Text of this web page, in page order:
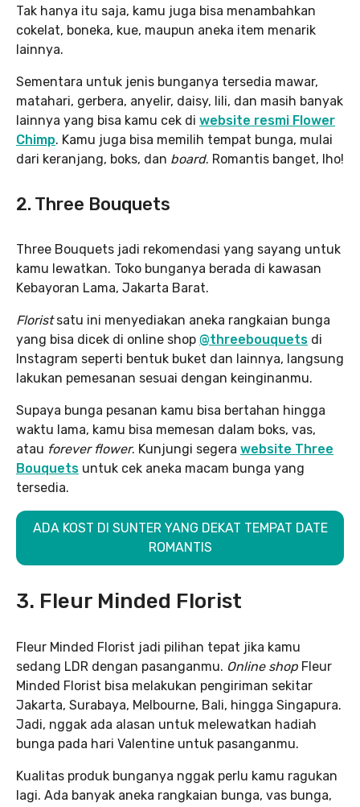
Tak hanya itu saja, kamu juga bisa menambahkan
cokelat, boneka, kue, maupun aneka item menarik
lainnya.
Sementara untuk jenis bunganya tersedia mawar,
matahari, gerbera, anyelir, daisy, lili, dan masih banyak
lainnya yang bisa kamu cek di website resmi Flower
Chimp. Kamu juga bisa memilih tempat bunga, mulai
dari keranjang, boks, dan board. Romantis banget, lho!
2. Three Bouquets
Three Bouquets jadi rekomendasi yang sayang untuk
kamu lewatkan. Toko bunganya berada di kawasan
Kebayoran Lama, Jakarta Barat.
Floristsatu ini menyediakan aneka rangkaian bunga
yang bisa dicek di online shop @threebouquets di
Instagram seperti bentuk buket dan lainnya, langsung
lakukan pemesanan sesuai dengan keinginanmu.
Supaya bunga pesanan kamu bisa bertahan hingga
waktu lama, kamu bisa memesan dalam boks, vas,
atau forever flower. Kunjungi segera website Three
Bouquets untuk cek aneka macam bunga yang
tersedia.
ADA KOST DI SUNTER YANG DEKAT TEMPAT DATE
ROMANTIS
3. Fleur Minded Florist
Fleur Minded Florist jadi pilihan tepat jika kamu
sedang LDR dengan pasanganmu. Online shop Fleur
Minded Florist bisa melakukan pengiriman sekitar
Jakarta, Surabaya, Melbourne, Bali, hingga Singapura.
Jadi, nggak ada alasan untuk melewatkan hadiah
bunga pada hari Valentine untuk pasanganmu.
Kualitas produk bunganya nggak perlu kamu ragukan
lagi. Ada banyak aneka rangkaian bunga, vas bunga,